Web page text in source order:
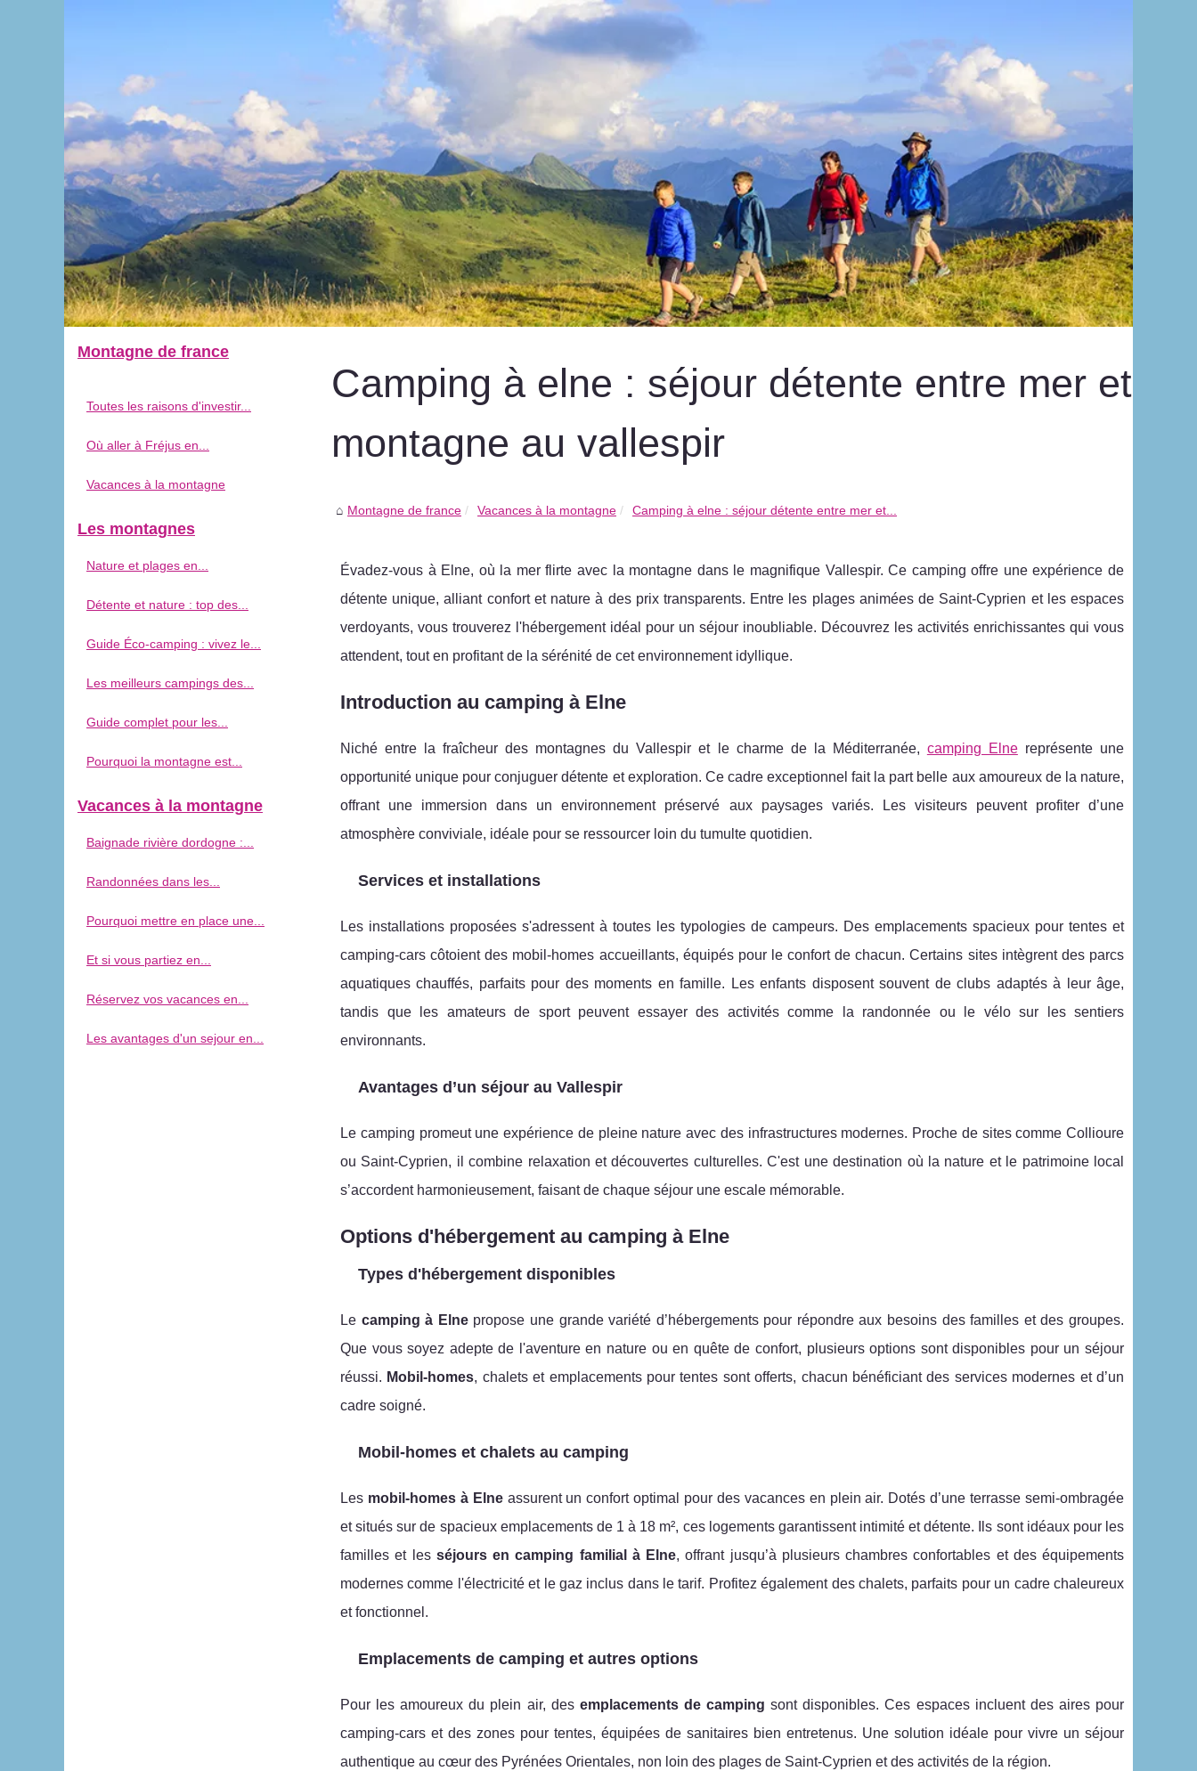
Camping à elne : séjour détente entre mer et
montagne au vallespir
Montagne de france Vacances à la montagne Camping à elne : séjour détente entre mer et...
Évadez-vous à Elne, où la mer flirte avec la montagne dans le magnifique Vallespir. Ce camping offre une expérience de
détente unique, alliant confort et nature à des prix transparents. Entre les plages animées de Saint-Cyprien et les espaces
verdoyants, vous trouverez l'hébergement idéal pour un séjour inoubliable. Découvrez les activités enrichissantes qui vous
attendent, tout en profitant de la sérénité de cet environnement idyllique.
Introduction au camping à Elne
Niché entre la fraîcheur des montagnes du Vallespir et le charme de la Méditerranée, camping Elnereprésente une
opportunité unique pour conjuguer détente et exploration. Ce cadre exceptionnel fait la part belle aux amoureux de la nature,
offrant une immersion dans un environnement préservé aux paysages variés. Les visiteurs peuvent profiter d’une
atmosphère conviviale, idéale pour se ressourcer loin du tumulte quotidien.
Services et installations
Les installations proposées s'adressent à toutes les typologies de campeurs. Des emplacements spacieux pour tentes et
camping-cars côtoient des mobil-homes accueillants, équipés pour le confort de chacun. Certains sites intègrent des parcs
aquatiques chauffés, parfaits pour des moments en famille. Les enfants disposent souvent de clubs adaptés à leur âge,
tandis que les amateurs de sport peuvent essayer des activités comme la randonnée ou le vélo sur les sentiers
environnants.
Avantages d’un séjour au Vallespir
Le camping promeut une expérience de pleine nature avec des infrastructures modernes. Proche de sites comme Collioure
ou Saint-Cyprien, il combine relaxation et découvertes culturelles. C'est une destination où la nature et le patrimoine local
s’accordent harmonieusement, faisant de chaque séjour une escale mémorable.
Options d'hébergement au camping à Elne
Types d'hébergement disponibles
Le camping à Elnepropose une grande variété d’hébergements pour répondre aux besoins des familles et des groupes.
Que vous soyez adepte de l'aventure en nature ou en quête de confort, plusieurs options sont disponibles pour un séjour
réussi. Mobil-homes, chalets et emplacements pour tentes sont offerts, chacun bénéficiant des services modernes et d’un
cadre soigné.
Mobil-homes et chalets au camping
Les mobil-homes à Elneassurent un confort optimal pour des vacances en plein air. Dotés d’une terrasse semi-ombragée
et situés sur de spacieux emplacements de 1 à 18 m², ces logements garantissent intimité et détente. Ils sont idéaux pour les
familles et les séjours en camping familial à Elne, offrant jusqu’à plusieurs chambres confortables et des équipements
modernes comme l'électricité et le gaz inclus dans le tarif. Profitez également des chalets, parfaits pour un cadre chaleureux
et fonctionnel.
Emplacements de camping et autres options
Pour les amoureux du plein air, des emplacements de camping sont disponibles. Ces espaces incluent des aires pour
camping-cars et des zones pour tentes, équipées de sanitaires bien entretenus. Une solution idéale pour vivre un séjour
authentique au cœur des Pyrénées Orientales, non loin des plages de Saint-Cyprien et des activités de la région.
Montagne de france
Toutes les raisons d'investir...
Où aller à Fréjus en...
Vacances à la montagne
Les montagnes
Nature et plages en...
Détente et nature : top des...
Guide Éco-camping : vivez le...
Les meilleurs campings des...
Guide complet pour les...
Pourquoi la montagne est...
Vacances à la montagne
Baignade rivière dordogne :...
Randonnées dans les...
Pourquoi mettre en place une...
Et si vous partiez en...
Réservez vos vacances en...
Les avantages d'un sejour en...